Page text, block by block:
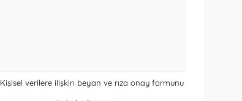
Kişisel verilere ilişkin beyan ve rıza onay formunu